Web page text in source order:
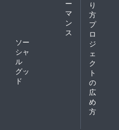
ー
マ
ン
ス
ソー
シャ
ル
グッ
ド
り
方
プ
ロ
ジ
ェ
ク
ト
の
広
め
方